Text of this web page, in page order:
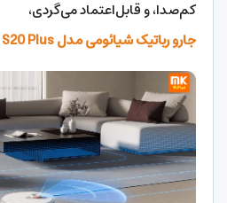
کم‌صدا، و قابل‌اعتماد می‌گردی،
جارو رباتیک شیائومی مدل S20 Plus